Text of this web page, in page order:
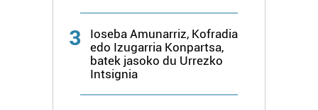
3
Ioseba Amunarriz, Kofradia
edo Izugarria Konpartsa,
batek jasoko du Urrezko
Intsignia